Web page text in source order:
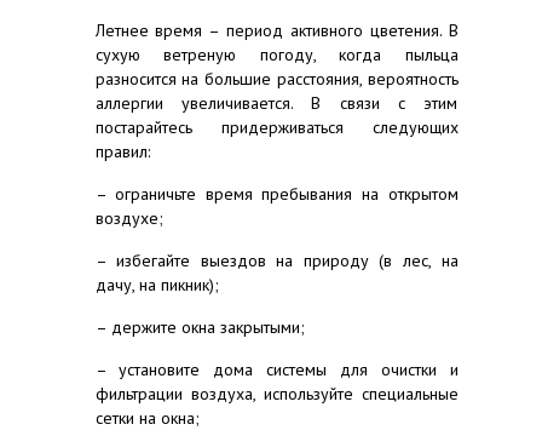
Летнее время – период активного цветения. B
сухую ветреную погоду, когда пыльца
разносится нa большие расстояния, вероятность
аллергии увеличивается. В связи с этим
постарайтесь придерживаться следующих
правил:
– ограничьте время пребывания на открытом
воздухе;
– избегайте выездов на природу (в лес, на
дачу, на пикник);
– держите окна закрытыми;
– установите дома системы для очистки и
фильтрации воздуха, используйте специальные
сетки на окна;